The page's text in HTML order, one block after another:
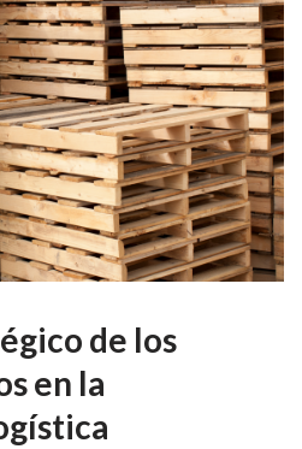
de los
en la